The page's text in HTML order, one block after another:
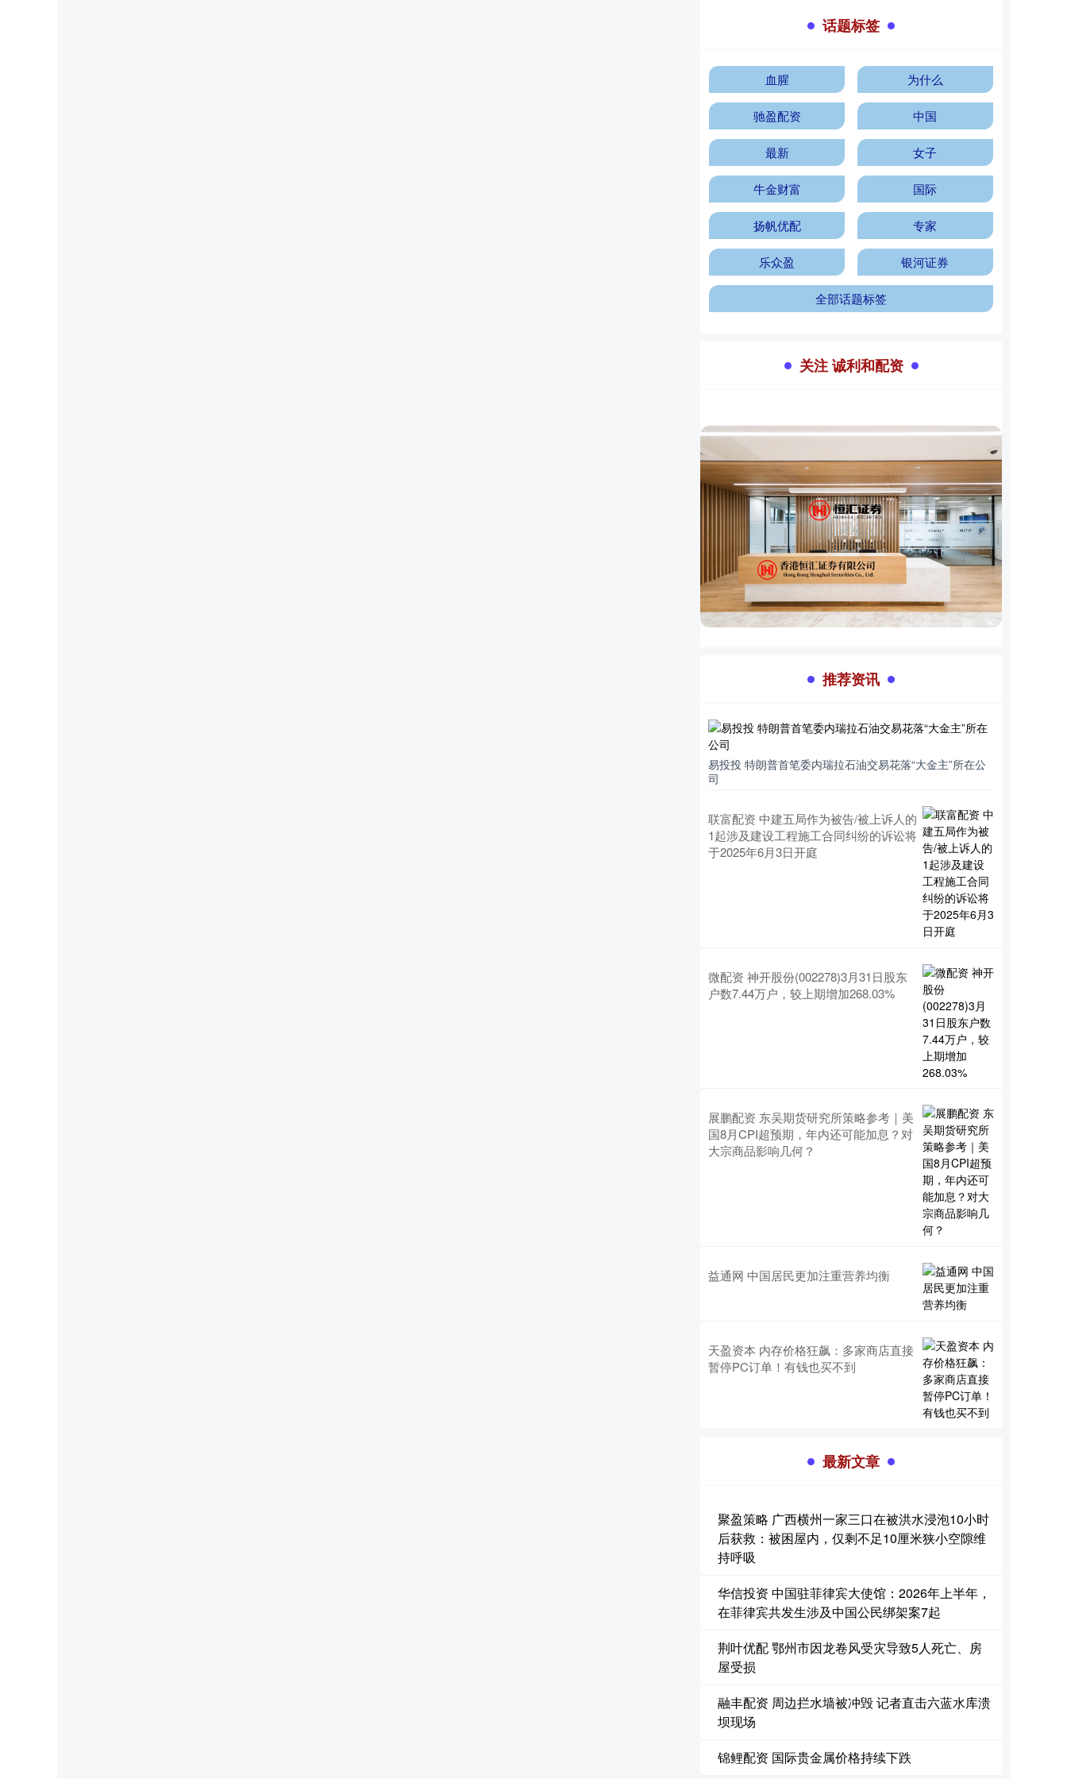
话题标签
血腥 为什么
驰盈配资 中国
最新 女子
牛金财富 国际
扬帆优配 专家
乐众盈 银河证券
全部话题标签
关注 诚利和配资
推荐资讯
易投投 特朗普首笔委内瑞拉石油交易花落“大金主”所在公
司
联富配资 中建五局作为被告/被上诉人的
1起涉及建设工程施工合同纠纷的诉讼将
于2025年6月3日开庭
微配资 神开股份(002278)3月31日股东
户数7.44万户，较上期增加268.03%
展鹏配资 东吴期货研究所策略参考｜美
国8月CPI超预期，年内还可能加息？对
大宗商品影响几何？
益通网 中国居民更加注重营养均衡
天盈资本 内存价格狂飙：多家商店直接
暂停PC订单！有钱也买不到
最新文章
聚盈策略 广西横州一家三口在被洪水浸泡10小时
后获救：被困屋内，仅剩不足10厘米狭小空隙维
持呼吸
华信投资 中国驻菲律宾大使馆：2026年上半年，
在菲律宾共发生涉及中国公民绑架案7起
荆叶优配 鄂州市因龙卷风受灾导致5人死亡、房
屋受损
融丰配资 周边拦水墙被冲毁 记者直击六蓝水库溃
坝现场
锦鲤配资 国际贵金属价格持续下跌